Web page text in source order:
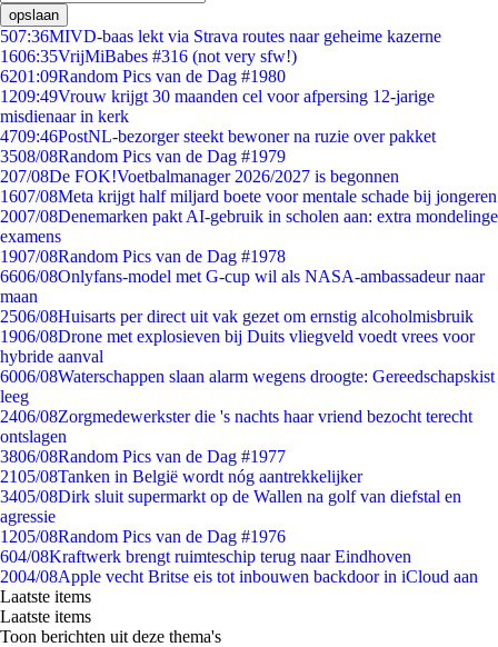
opslaan
507:36MIVD-baas lekt via Strava routes naar geheime kazerne
1606:35VrijMiBabes #316 (not very sfw!)
6201:09Random Pics van de Dag #1980
1209:49Vrouw krijgt 30 maanden cel voor afpersing 12-jarige
misdienaar in kerk
4709:46PostNL-bezorger steekt bewoner na ruzie over pakket
3508/08Random Pics van de Dag #1979
207/08De FOK!Voetbalmanager 2026/2027 is begonnen
1607/08Meta krijgt half miljard boete voor mentale schade bij jongeren
2007/08Denemarken pakt AI-gebruik in scholen aan: extra mondelinge
examens
1907/08Random Pics van de Dag #1978
6606/08Onlyfans-model met G-cup wil als NASA-ambassadeur naar
maan
2506/08Huisarts per direct uit vak gezet om ernstig alcoholmisbruik
1906/08Drone met explosieven bij Duits vliegveld voedt vrees voor
hybride aanval
6006/08Waterschappen slaan alarm wegens droogte: Gereedschapskist
leeg
2406/08Zorgmedewerkster die 's nachts haar vriend bezocht terecht
ontslagen
3806/08Random Pics van de Dag #1977
2105/08Tanken in België wordt nóg aantrekkelijker
3405/08Dirk sluit supermarkt op de Wallen na golf van diefstal en
agressie
1205/08Random Pics van de Dag #1976
604/08Kraftwerk brengt ruimteschip terug naar Eindhoven
2004/08Apple vecht Britse eis tot inbouwen backdoor in iCloud aan
Laatste items
Laatste items
Toon berichten uit deze thema's